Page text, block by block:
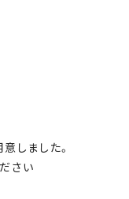
しました。
さい